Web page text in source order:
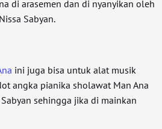
di arasemen dan di nyanyikan oleh
Sabyan.
ini juga bisa untuk alat musik
angka pianika sholawat Man Ana
sehingga jika di mainkan